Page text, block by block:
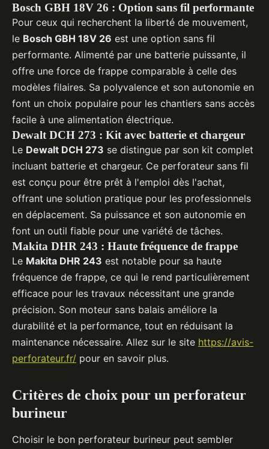
Bosch GBH 18V 26 : Option sans fil performante
Pour ceux qui recherchent la liberté de mouvement,
le Bosch GBH 18V 26 est une option sans fil
performante. Alimenté par une batterie puissante, il
offre une force de frappe comparable à celle des
modèles filaires. Sa polyvalence et son autonomie en
font un choix populaire pour les chantiers sans accès
facile à une alimentation électrique.
Dewalt DCH 273 : Kit avec batterie et chargeur
Le Dewalt DCH 273 se distingue par son kit complet
incluant batterie et chargeur. Ce perforateur sans fil
est conçu pour être prêt à l'emploi dès l'achat,
offrant une solution pratique pour les professionnels
en déplacement. Sa puissance et son autonomie en
font un outil fiable pour une variété de tâches.
Makita DHR 243 : Haute fréquence de frappe
Le Makita DHR 243 est notable pour sa haute
fréquence de frappe, ce qui le rend particulièrement
efficace pour les travaux nécessitant une grande
précision. Son moteur sans balais améliore la
durabilité et la performance, tout en réduisant la
maintenance nécessaire. Allez sur le site https://avis-
perforateur.fr/ pour en savoir plus.
Critères de choix pour un perforateur
burineur
Choisir le bon perforateur burineur peut sembler